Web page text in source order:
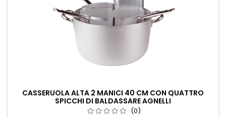
CASSERUOLA ALTA 2 MANICI 40 CM CON QUATTRO
SPICCHI DI BALDASSARE AGNELLI
(0)